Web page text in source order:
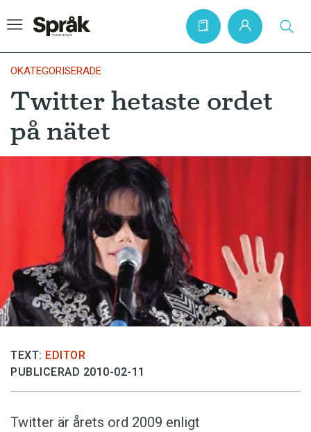
Hem
Artiklar
Språkfrågor
Skrivtips
Bokrecensioner
Kviss
Podden
Anmäl till språkpolisen
Annonsera
Prenumerera
Läs Språktidningen digitalt
OKATEGORISERADE
Twitter hetaste ordet
på nätet
TEXT: EDITOR
PUBLICERAD 2010-02-11
Twitter är årets ord 2009 enligt